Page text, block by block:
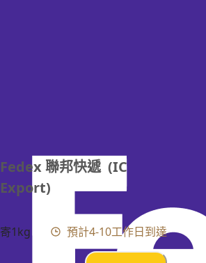
Fedex 聯邦快遞  (IC
Export)
寄1kg 預計4-10工作日到達